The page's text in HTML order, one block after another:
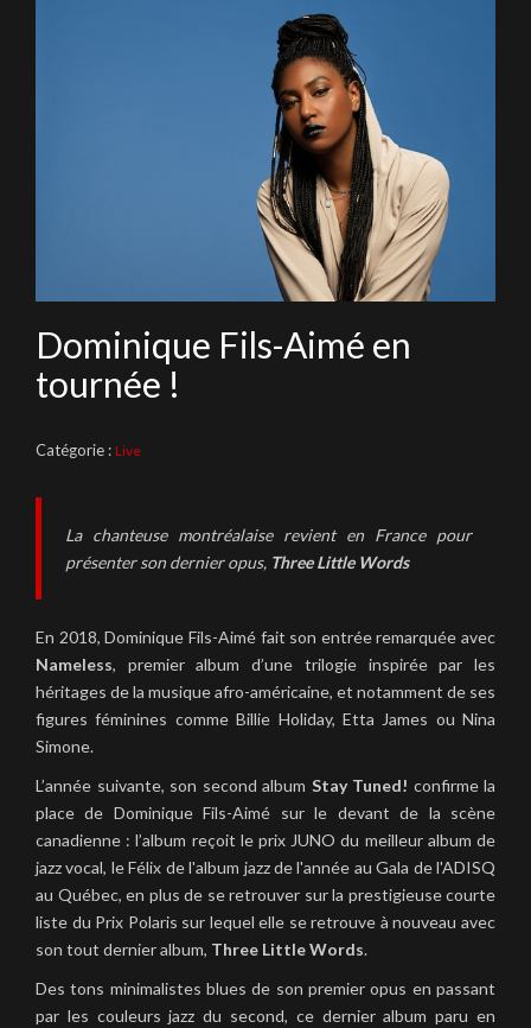
Dominique Fils-Aimé en
tournée !
Catégorie : Live
La chanteuse montréalaise revient en France pour
présenter son dernier opus, Three Little Words
En 2018, Dominique Fils-Aimé fait son entrée remarquée avec
Nameless, premier album d’une trilogie inspirée par les
héritages de la musique afro-américaine, et notamment de ses
figures féminines comme Billie Holiday, Etta James ou Nina
Simone.
L’année suivante, son second album Stay Tuned! confirme la
place de Dominique Fils-Aimé sur le devant de la scène
canadienne : l’album reçoit le prix JUNO du meilleur album de
jazz vocal, le Félix de l'album jazz de l'année au Gala de l'ADISQ
au Québec, en plus de se retrouver sur la prestigieuse courte
liste du Prix Polaris sur lequel elle se retrouve à nouveau avec
son tout dernier album, Three Little Words.
Des tons minimalistes blues de son premier opus en passant
par les couleurs jazz du second, ce dernier album paru en